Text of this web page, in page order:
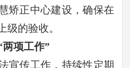
矫正中心建设，确保在
级的验收。
两项工作”
宣传工作， 持续性定期